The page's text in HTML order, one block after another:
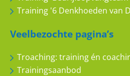
Training '6 Denkhoeden van
Veelbezochte pagina’s
Troaching: training én
Trainingsaanbod